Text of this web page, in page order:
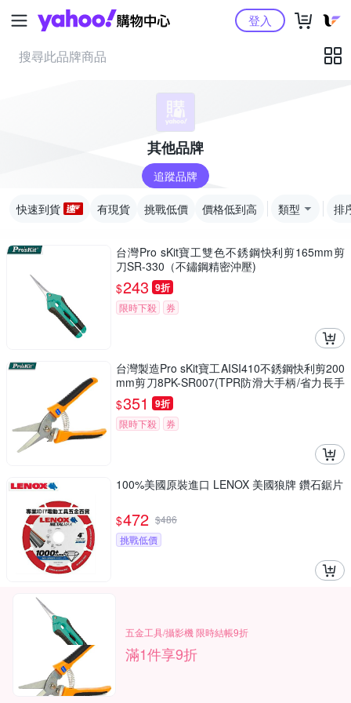
Yahoo購物中心登入
其他品牌
追蹤品牌
快速到貨 有現貨 挑戰低價 價格低到高 類型 排
台灣Pro sKit寶工雙色不銹鋼快利剪165mm剪
刀SR-330（不鏽鋼精密沖壓)
$243 9折
限時下殺 券
台灣製造Pro sKit寶工AISI410不銹鋼快利剪200
mm剪刀8PK-SR007(TPR防滑大手柄/省力長手
把)適園藝皮革地毯薄鋁板塑膠管
$351 9折
限時下殺 券
100%美國原裝進口 LENOX 美國狼牌 鑽石鋸片
$472 $486
挑戰低價
五金工具/攝影機 限時結帳9折
滿1件享9折